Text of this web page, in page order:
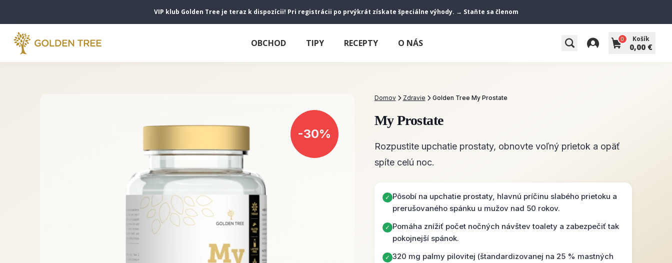
VIP klub Golden Tree je teraz k dispozícii! Pri registrácii po prvýkrát získate špeciálne výhody. → Staňte sa členom
OBCHOD TIPY RECEPTY O NÁS 0 Košík
0,00 €
-30%
Domov Zdravie Golden Tree My Prostate
My Prostate
Rozpustite upchatie prostaty, obnovte voľný prietok a opäť
spíte celú noc.
✓ Pôsobí na upchatie prostaty, hlavnú príčinu slabého prietoku a
prerušovaného spánku u mužov nad 50 rokov.
✓ Pomáha znížiť počet nočných návštev toalety a zabezpečiť tak
pokojnejší spánok.
✓ 320 mg palmy pilovitej (štandardizovanej na 25 % mastných